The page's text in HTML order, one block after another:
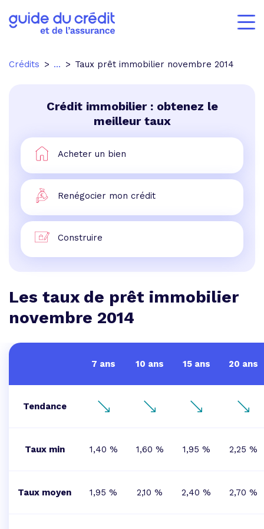
Crédits ... Taux prêt immobilier novembre 2014
Crédit immobilier : obtenez le
meilleur taux
Acheter un bien
Renégocier mon crédit
Construire
Les taux de prêt immobilier
novembre 2014
7 ans 10 ans 15 ans 20 ans
Tendance
Taux min 1,40 % 1,60 % 1,95 % 2,25 %
Taux moyen 1,95 % 2,10 % 2,40 % 2,70 %